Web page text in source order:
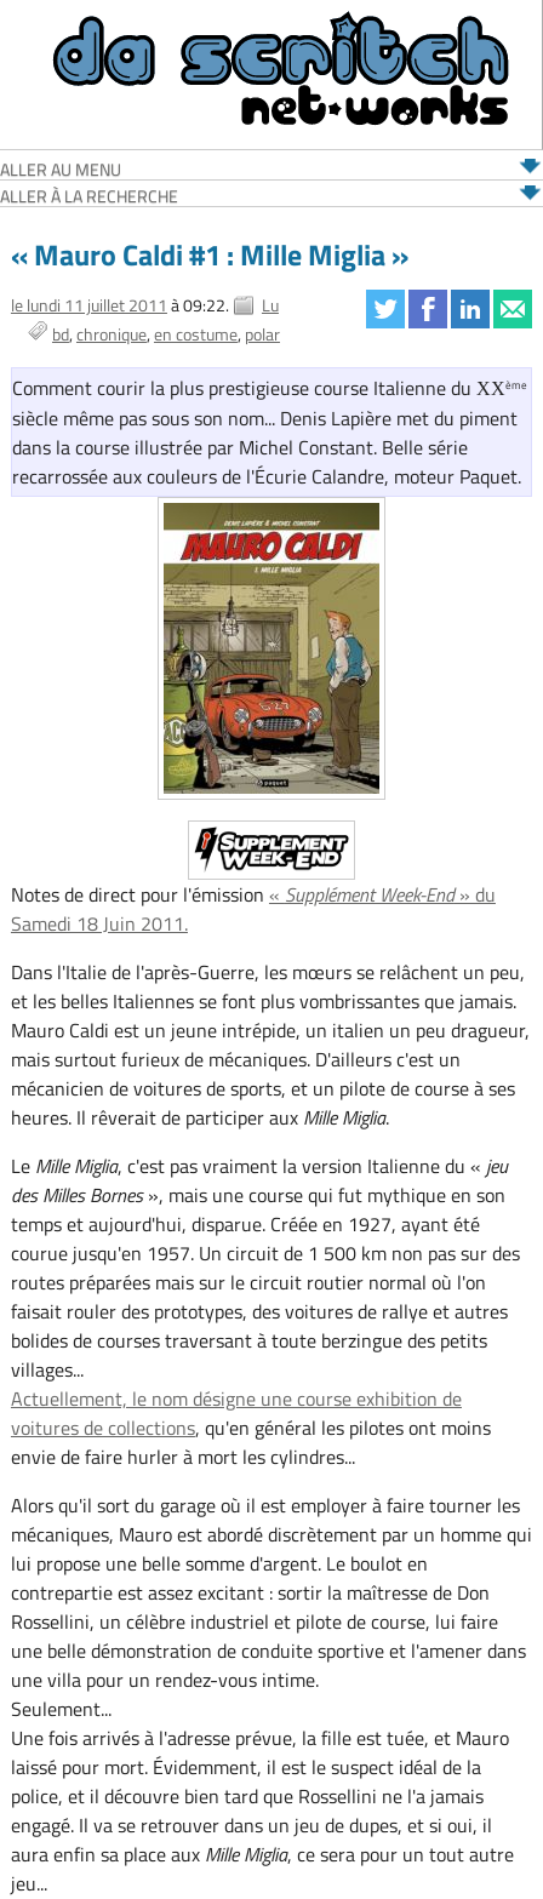
ALLER AU MENU
ALLER À LA RECHERCHE
« Mauro Caldi #1 : Mille Miglia »
le lundi 11 juillet 2011 à 09:22.
Lu
bd chronique en costume polar
Comment courir la plus prestigieuse course Italienne du XXème
siècle même pas sous son nom... Denis Lapière met du piment
dans la course illustrée par Michel Constant. Belle série
recarrossée aux couleurs de l'Écurie Calandre, moteur Paquet.
Notes de direct pour l'émission « Supplément Week-End» du
Samedi 18 Juin 2011.
Dans l'Italie de l'après-Guerre, les mœurs se relâchent un peu,
et les belles Italiennes se font plus vombrissantes que jamais.
Mauro Caldi est un jeune intrépide, un italien un peu dragueur,
mais surtout furieux de mécaniques. D'ailleurs c'est un
mécanicien de voitures de sports, et un pilote de course à ses
heures. Il rêverait de participer aux Mille Miglia.
Le Mille Miglia, c'est pas vraiment la version Italienne du « jeu
des Milles Bornes», mais une course qui fut mythique en son
temps et aujourd'hui, disparue. Créée en 1927, ayant été
courue jusqu'en 1957. Un circuit de 1 500 km non pas sur des
routes préparées mais sur le circuit routier normal où l'on
faisait rouler des prototypes, des voitures de rallye et autres
bolides de courses traversant à toute berzingue des petits
villages...
Actuellement, le nom désigne une course exhibition de
voitures de collections, qu'en général les pilotes ont moins
envie de faire hurler à mort les cylindres...
Alors qu'il sort du garage où il est employer à faire tourner les
mécaniques, Mauro est abordé discrètement par un homme qui
lui propose une belle somme d'argent. Le boulot en
contrepartie est assez excitant : sortir la maîtresse de Don
Rossellini, un célèbre industriel et pilote de course, lui faire
une belle démonstration de conduite sportive et l'amener dans
une villa pour un rendez-vous intime.
Seulement...
Une fois arrivés à l'adresse prévue, la fille est tuée, et Mauro
laissé pour mort. Évidemment, il est le suspect idéal de la
police, et il découvre bien tard que Rossellini ne l'a jamais
engagé. Il va se retrouver dans un jeu de dupes, et si oui, il
aura enfin sa place aux Mille Miglia, ce sera pour un tout autre
jeu...